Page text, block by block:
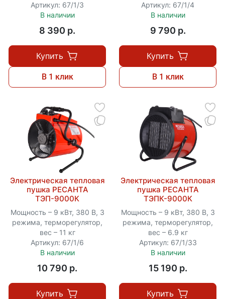
Артикул: 67/1/3
В наличии
8 390 p.
Купить
В 1 клик
Артикул: 67/1/4
В наличии
9 790 p.
Купить
В 1 клик
Электрическая тепловая
пушка РЕСАНТА
ТЭП-9000К
Мощность – 9 кВт, 380 В, 3
режима, терморегулятор,
вес – 11 кг
Артикул: 67/1/6
В наличии
10 790 p.
Купить
Электрическая тепловая
пушка РЕСАНТА
ТЭПК-9000К
Мощность – 9 кВт, 380 В, 3
режима, терморегулятор,
вес – 6.9 кг
Артикул: 67/1/33
В наличии
15 190 p.
Купить